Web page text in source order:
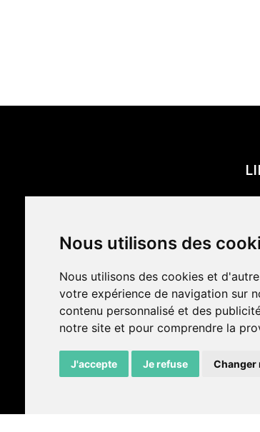
Nous utilisons des
Nous utilisons des cookies et
votre expérience de navigation sur
contenu personnalisé et des
notre site et pour comprendre la
J'accepte Je refuse Changer